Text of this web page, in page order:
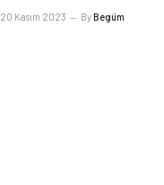
20 Kasım 2023 ByBegüm